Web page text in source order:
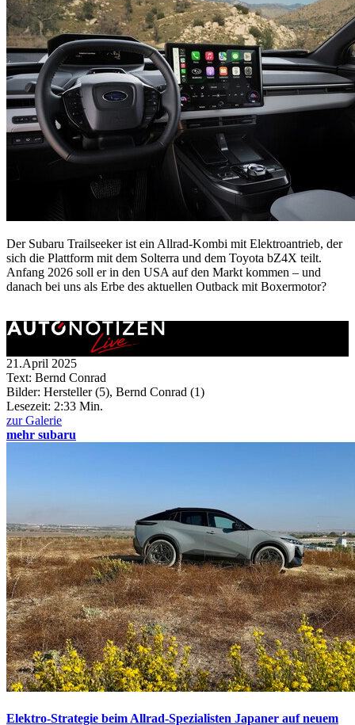
Der Subaru Trailseeker ist ein Allrad-Kombi mit Elektroantrieb, der
sich die Plattform mit dem Solterra und dem Toyota bZ4X teilt.
Anfang 2026 soll er in den USA auf den Markt kommen – und
danach bei uns als Erbe des aktuellen Outback mit Boxermotor?
21.April 2025
Text: Bernd Conrad
Bilder: Hersteller (5), Bernd Conrad (1)
Lesezeit: 2:33 Min.
zur Galerie
mehr subaru
Elektro-Strategie beim Allrad-Spezialisten Japaner auf neuem